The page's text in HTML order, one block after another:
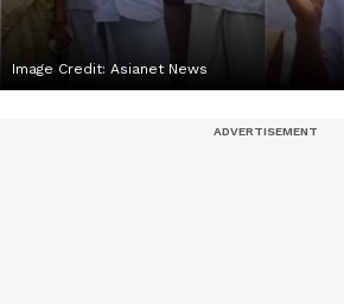
Image Credit: Asianet News